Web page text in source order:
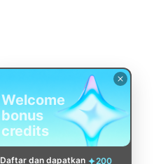
Welcome
bonus
credits
Daftar dan dapatkan 200